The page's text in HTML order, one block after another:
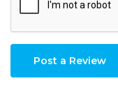
Post a Review